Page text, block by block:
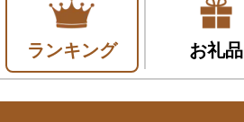
ランキング お礼品